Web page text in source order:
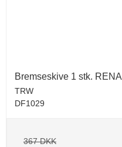
Bremseskive 1 stk.
TRW
DF1029
367 DKK